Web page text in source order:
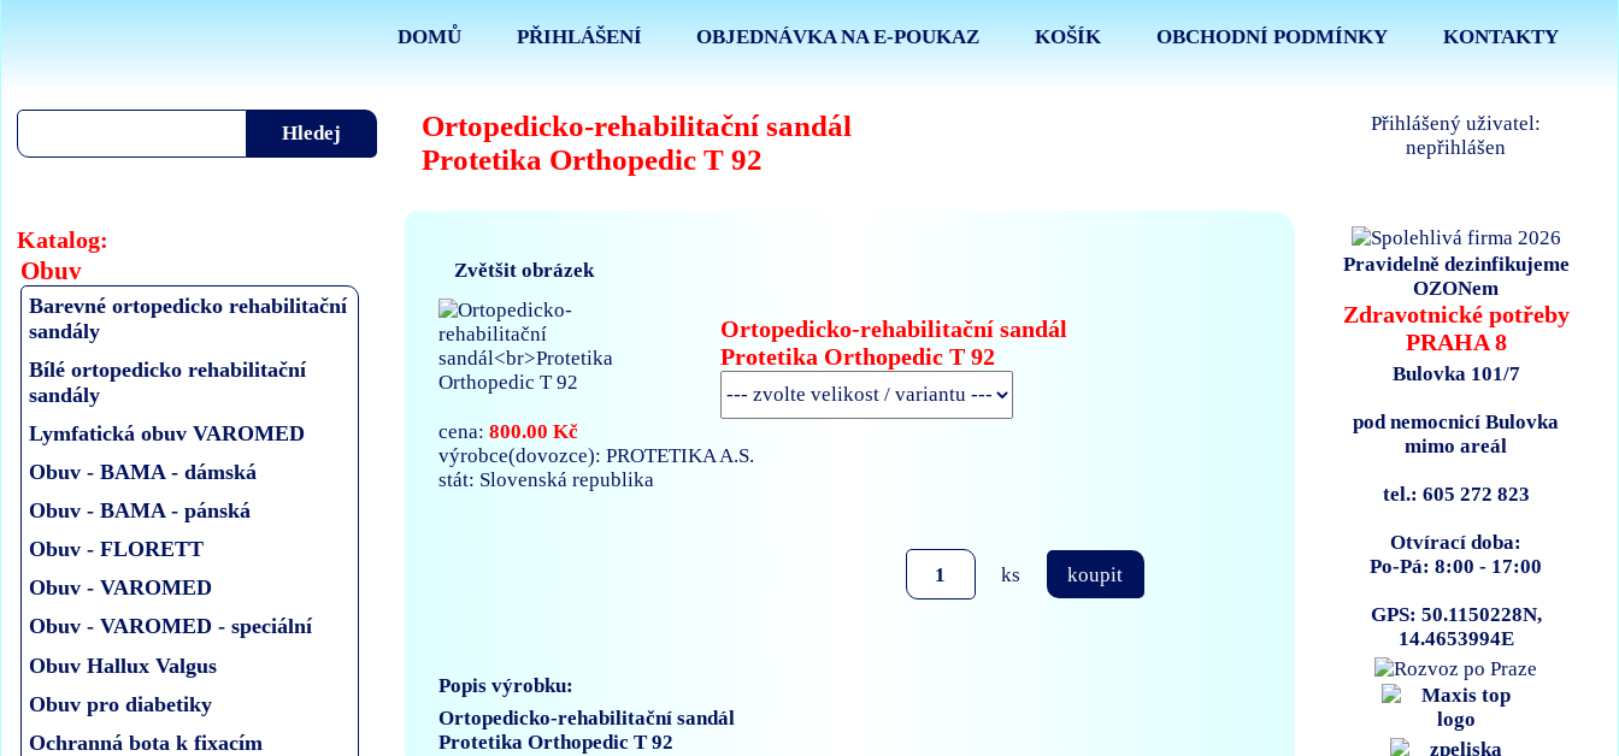
KONTAKTY
OBCHODNÍ PODMÍNKY
KOŠÍK
OBJEDNÁVKA NA E-POUKAZ
PŘIHLÁŠENÍ
DOMŮ
Ortopedicko-rehabilitační sandál
Protetika Orthopedic T 92
Přihlášený uživatel:
nepřihlášen
Katalog:
Obuv
Barevné ortopedicko rehabilitační
sandály
Bílé ortopedicko rehabilitační
sandály
Lymfatická obuv VAROMED
Obuv - BAMA - dámská
Obuv - BAMA - pánská
Obuv - FLORETT
Obuv - VAROMED
Obuv - VAROMED - speciální
Obuv Hallux Valgus
Obuv pro diabetiky
Ochranná bota k fixacím
Zvětšit obrázek
Ortopedicko-rehabilitační sandál
Protetika Orthopedic T 92
cena: 800.00 Kč
výrobce(dovozce): PROTETIKA A.S.
stát: Slovenská republika
ks koupit
Popis výrobku:
Ortopedicko-rehabilitační sandál
Protetika Orthopedic T 92
Pravidelně dezinfikujeme
OZONem
Zdravotnické potřeby
PRAHA 8
Bulovka 101/7
pod nemocnicí Bulovka
mimo areál
tel.: 605 272 823
Otvírací doba:
Po-Pá: 8:00 - 17:00
GPS: 50.1150228N,
14.4653994E